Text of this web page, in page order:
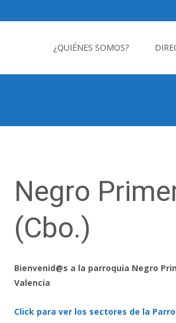
¿QUIÉNES SOMOS?
Negro
(Cbo.)
Bienvenid@s a la parroquia Negro
Valencia
Click para ver los sectores de la